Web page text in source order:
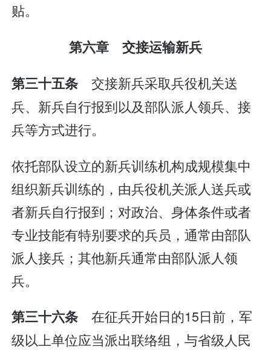
贴。
第六章 交接运输新兵
第三十五条 交接新兵采取兵役机关送
兵、新兵自行报到以及部队派人领兵、接
兵等方式进行。
依托部队设立的新兵训练机构成规模集中
组织新兵训练的，由兵役机关派人送兵或
者新兵自行报到；对政治、身体条件或者
专业技能有特别要求的兵员，通常由部队
派人接兵；其他新兵通常由部队派人领
兵。
第三十六条 在征兵开始日的15日前，军
级以上单位应当派出联络组，与省级人民